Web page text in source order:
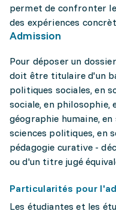
permet de confronter
des expériences
Admission
Pour déposer un
doit être titulaire d'un
politiques sociales, en
sociale, en philosophie,
géographie humaine,
sciences politiques, en
pédagogie curative -
ou d'un titre jugé
Particularités pour
Les étudiantes et les